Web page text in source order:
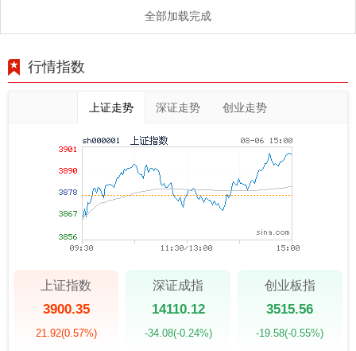
全部加载完成
行情指数
上证走势 深证走势 创业走势
上证指数
3900.35
21.92(0.57%)
深证成指
14110.12
-34.08(-0.24%)
创业板指
3515.56
-19.58(-0.55%)